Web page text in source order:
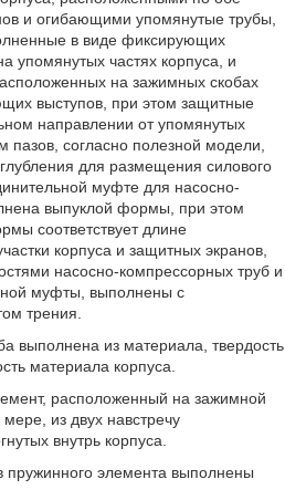
и огибающими упомянутые трубы,
в виде фиксирующих
упомянутых частях корпуса, и
на зажимных скобах
выступов, при этом защитные
направлении от упомянутых
пазов, согласно полезной модели,
для размещения силового
муфте для насосно-
выпуклой формы, при этом
соответствует длине
корпуса и защитных экранов,
насосно-компрессорных труб и
муфты, выполнены с
трения.
выполнена из материала, твердость
материала корпуса.
расположенный на зажимной
из двух навстречу
внутрь корпуса.
пружинного элемента выполнены